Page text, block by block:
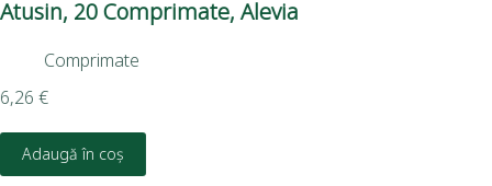
Atusin, 20 Comprimate, Alevia
Comprimate
6,26 €
Adaugă în coș